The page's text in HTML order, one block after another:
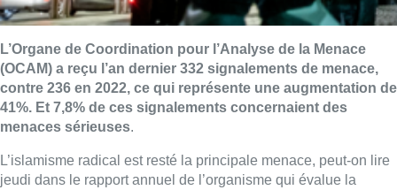
L’Organe de Coordination pour l’Analyse de la Menace
(OCAM) a reçu l’an dernier 332 signalements de menace,
contre 236 en 2022, ce qui représente une augmentation de
41%. Et 7,8% de ces signalements concernaient des
menaces sérieuses.
L’islamisme radical est resté la principale menace, peut-on lire
jeudi dans le rapport annuel de l’organisme qui évalue la